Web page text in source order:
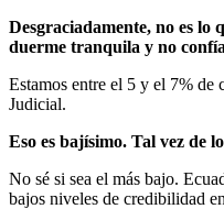
Desgraciadamente, no es lo
duerme tranquila y no
Estamos entre el 5 y el 7%
Judicial.
Eso es bajísimo. Tal vez de
No sé si sea el más bajo.
bajos niveles de credibilidad